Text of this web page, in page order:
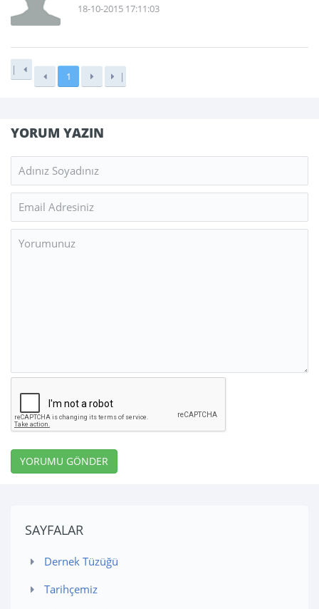
18-10-2015 17:11:03
|
1 |
YORUM YAZIN
YORUMU GÖNDER
SAYFALAR
Dernek Tüzüğü
Tarihçemiz